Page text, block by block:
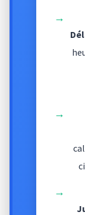
→
→
→